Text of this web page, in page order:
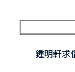
鍾明軒求